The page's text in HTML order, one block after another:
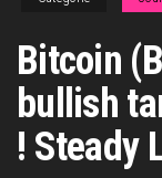
Bitcoin
bullish
! Steady